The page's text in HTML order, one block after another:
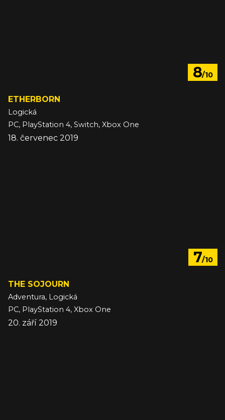
8/10
ETHERBORN
Logická
PC, PlayStation 4, Switch, Xbox One
18. červenec 2019
7/10
THE SOJOURN
Adventura, Logická
PC, PlayStation 4, Xbox One
20. září 2019